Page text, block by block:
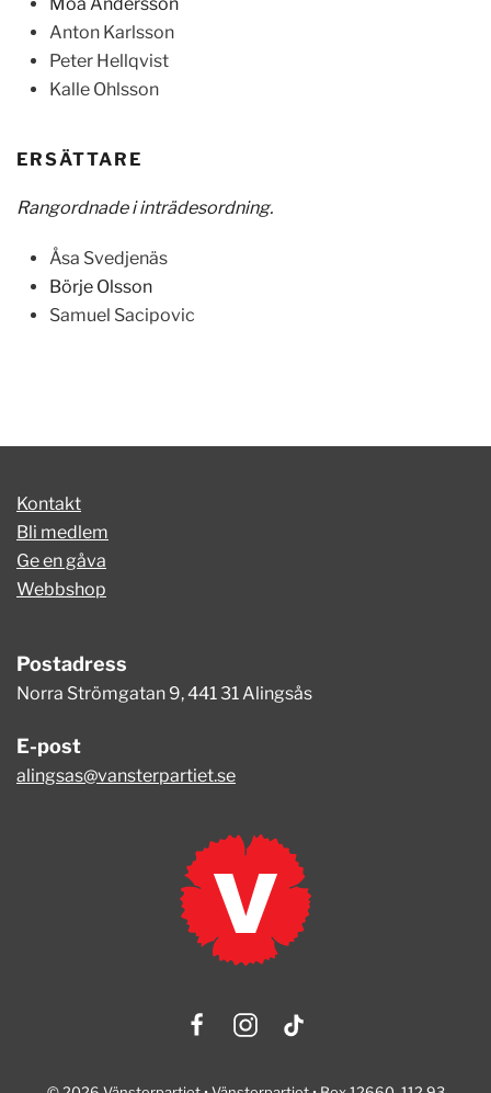
Anton Karlsson
Peter Hellqvist
Kalle Ohlsson
ERSÄTTARE
Rangordnade i inträdesordning.
Åsa Svedjenäs
Börje Olsson
Samuel Sacipovic
Kontakt
Bli medlem
Ge en gåva
Webbshop
Postadress
Norra Strömgatan 9, 441 31 Alingsås
E-post
alingsas@vansterpartiet.se